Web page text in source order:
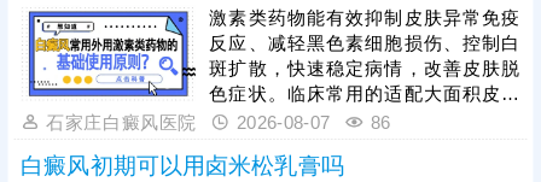
展治疗，切勿盲目操作。临床为提升
整体疗效，通常建议采用综合性治疗
方案，将纳晶治疗与中医定向透药、
308准分子激光治疗相结合，内外协
同作用，快速修复受损黑色素细胞，
缩短治疗周期。
激素类药物能有效抑制皮肤异常免疫
反应、减轻黑色素细胞损伤、控制白
斑扩散，快速稳定病情，改善皮肤脱
色症状。临床常用的适配大面积皮损
的激素药物，需根据患者年龄、皮损
药种类、剂量、使用周期均需严格遵
石家庄白癜风医院 2026-08-07 86
白癜风初期可以用卤米松乳膏吗